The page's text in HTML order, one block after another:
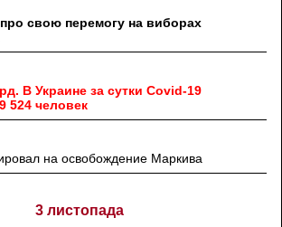
свою перемогу на виборах
В Украине за сутки Covid-19
524 человек
на освобождение Маркива
3 листопада